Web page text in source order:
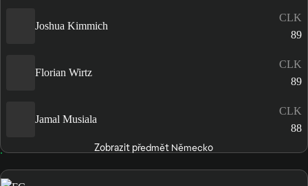
Joshua Kimmich
CLK
89
Florian Wirtz
CLK
89
Jamal Musiala
CLK
88
Zobrazit předmět Německo